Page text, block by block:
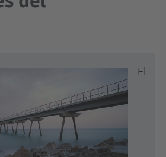
El